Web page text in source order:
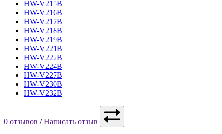
HW-V215B
HW-V216B
HW-V217B
HW-V218B
HW-V219B
HW-V221B
HW-V222B
HW-V224B
HW-V227B
HW-V230B
HW-V232B
0 отзывов /Написать отзыв